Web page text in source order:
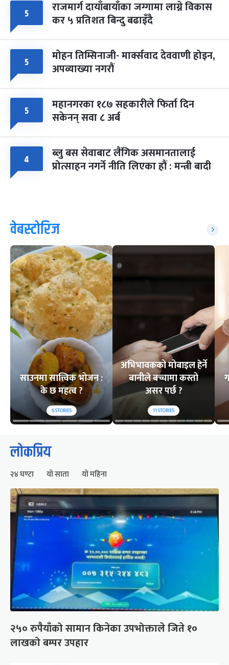
५ राजमार्ग दायाँबायाँका जग्गामा लाग्ने विकास
कर ५ प्रतिशत बिन्दु बढाइँदै
५ मोहन तिम्सिनाजी- मार्क्सवाद देववाणी होइन,
अपव्याख्या नगरौं
५ महानगरका १८७ सहकारीले फिर्ता दिन
सकेनन् सवा ८ अर्ब
४ ब्लु बस सेवाबाट लैंगिक असमानतालाई
प्रोत्साहन नगर्ने नीति लिएका हौं : मन्त्री बादी
वेबस्टोरिज
साउनमा सात्त्विक भोजन :
के छ महत्व ?
6STORIES
अभिभावकको मोबाइल हेर्ने
बानीले बच्चामा कस्तो
असर पर्छ ?
11STORIES
लोकप्रिय
२४ घण्टा यो साता यो महिना
२५० रुपैयाँको सामान किनेका उपभोक्ताले जिते १०
लाखको बम्पर उपहार